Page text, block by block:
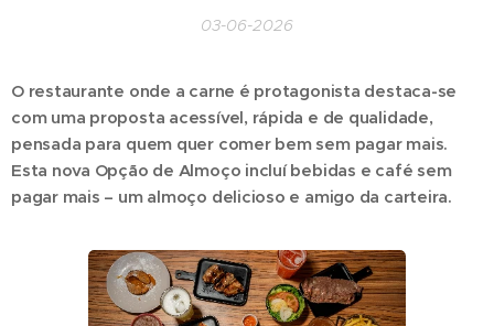
03-06-2026
O restaurante onde a carne é protagonista destaca-se
com uma proposta acessível, rápida e de qualidade,
pensada para quem quer comer bem sem pagar mais.
Esta nova Opção de Almoço incluí bebidas e café sem
pagar mais – um almoço delicioso e amigo da carteira.